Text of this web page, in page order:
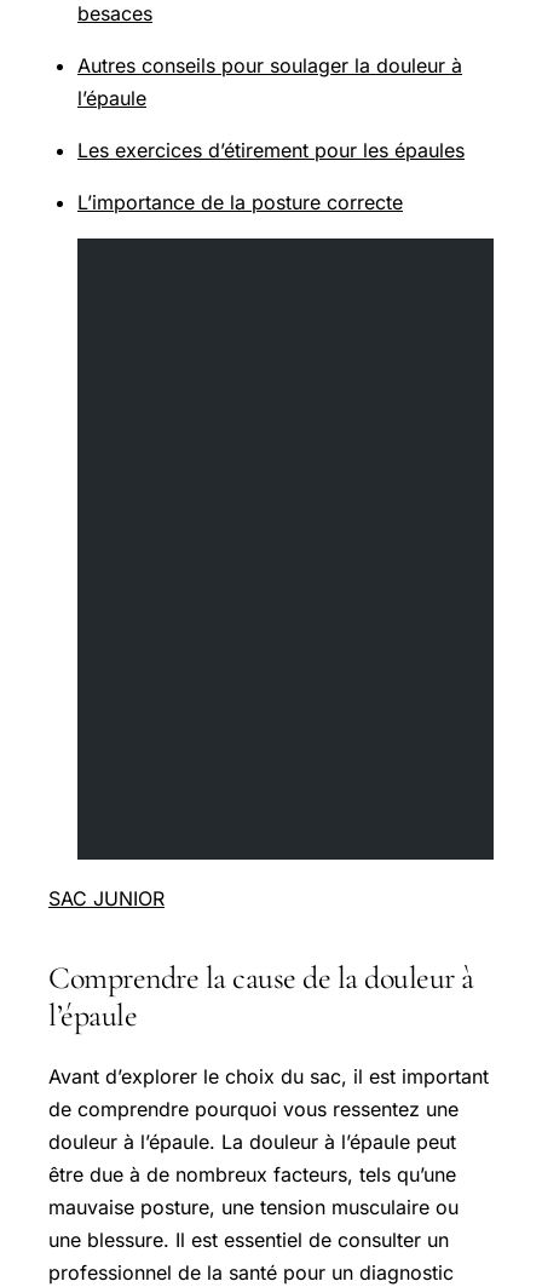
besaces
Autres conseils pour soulager la douleur à
l’épaule
Les exercices d’étirement pour les épaules
L’importance de la posture correcte
SAC JUNIOR
Comprendre la cause de la douleur à
l’épaule
Avant d’explorer le choix du sac, il est important
de comprendre pourquoi vous ressentez une
douleur à l’épaule. La douleur à l’épaule peut
être due à de nombreux facteurs, tels qu’une
mauvaise posture, une tension musculaire ou
une blessure. Il est essentiel de consulter un
professionnel de la santé pour un diagnostic